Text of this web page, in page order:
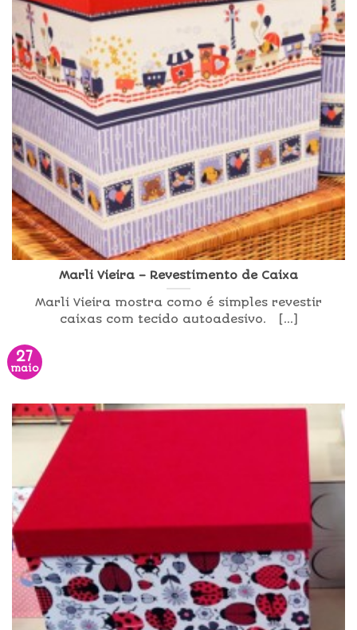
Marli Vieira – Revestimento de Caixa
Marli Vieira mostra como é simples revestir
caixas com tecido autoadesivo. [...]
27
maio